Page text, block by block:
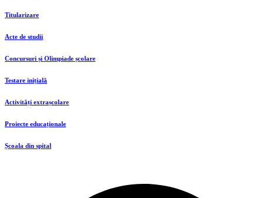
Titularizare
Acte de studii
Concursuri și Olimpiade școlare
Testare inițială
Activități extrașcolare
Proiecte educaționale
Școala din spital